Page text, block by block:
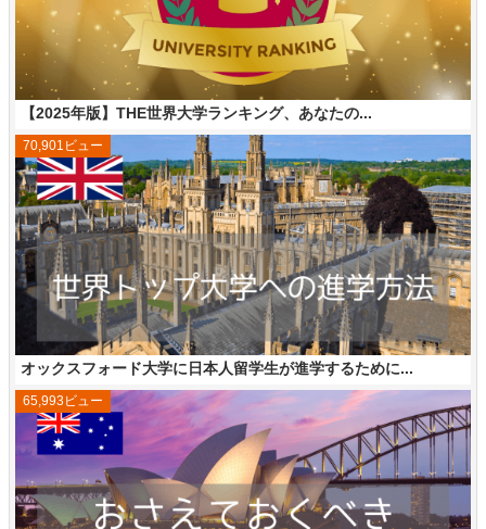
【2025年版】THE世界大学ランキング、あなたの...
オックスフォード大学に日本人留学生が進学するために...
70,901ビュー
65,993ビュー